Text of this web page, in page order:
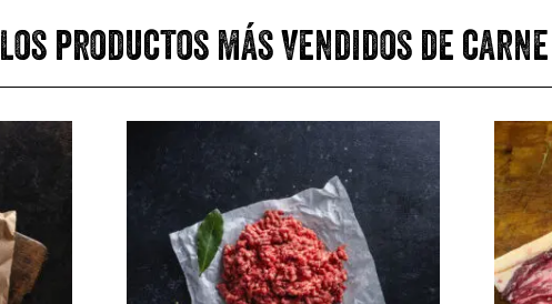
Los productos más vendidos de